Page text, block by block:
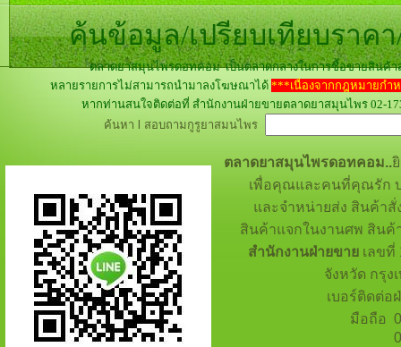
ค้นข้อมูล/เปรียบเทียบราค
ตลาดยาสมุนไพรดอทคอม เป็นตลาดกลางในการซื้อขายสินค้
หลายรายการไม่สามารถนำมาลงโฆษณาได้ ***เนื่องจากกฎหมายกำ
หากท่านสนใจติดต่อที่ สำนักงานฝ่ายขายตลาดยาสมุนไพร 02-173-
ค้นหา l สอบถามกูรูยาสมนไพร
ตลาดยาสมุนไพรดอทคอม..
เพื่อคุณและคนที่คุณรัก บ
และจำหน่ายส่ง สินค้าสั่
สินค้าแจกในงานศพ สินค้
สำนักงานฝ่ายขายเลขที่
จังหวัด กรุ
เบอร์ติดต่อ
มือถือ